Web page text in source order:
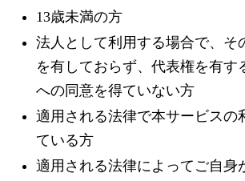
13歳未満の方
法人として利用する場合で、そ
を有しておらず、代表権を有す
への同意を得ていない方
適用される法律で本サービスの
ている方
適用される法律によってご自身